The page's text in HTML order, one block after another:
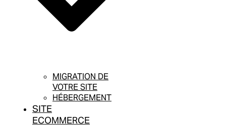
MIGRATION DE
VOTRE SITE
HÉBERGEMENT
SITE
ECOMMERCE